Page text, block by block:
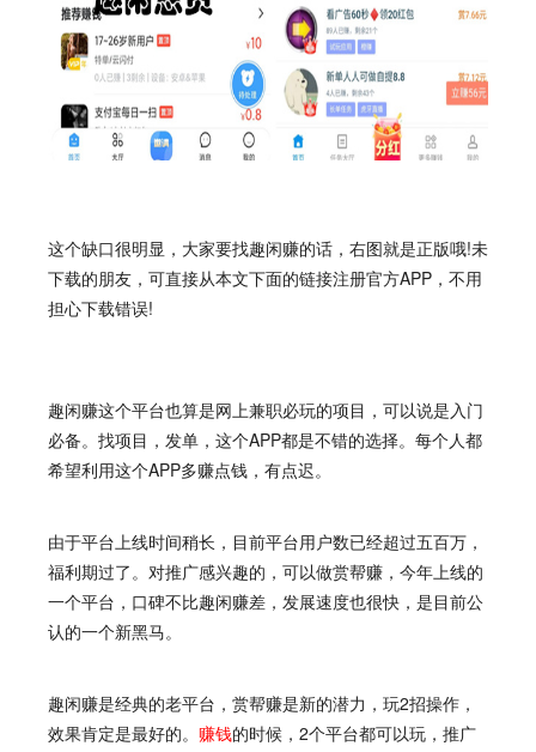
这个缺口很明显，大家要找趣闲赚的话，右图就是正版哦!未
下载的朋友，可直接从本文下面的链接注册官方APP，不用
担心下载错误!
趣闲赚这个平台也算是网上兼职必玩的项目，可以说是入门
必备。找项目，发单，这个APP都是不错的选择。每个人都
希望利用这个APP多赚点钱，有点迟。
由于平台上线时间稍长，目前平台用户数已经超过五百万，
福利期过了。对推广感兴趣的，可以做赏帮赚，今年上线的
一个平台，口碑不比趣闲赚差，发展速度也很快，是目前公
认的一个新黑马。
趣闲赚是经典的老平台，赏帮赚是新的潜力，玩2招操作，
效果肯定是最好的。 赚钱的时候，2个平台都可以玩，推广